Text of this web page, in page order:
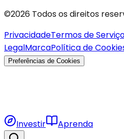
©2026 Todos os direitos
PrivacidadeTermos de
LegalMarcaPolítica de
Preferências de Cookies
Investir Aprenda